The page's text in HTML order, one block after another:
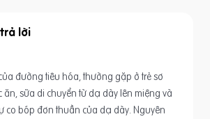
đường tiêu hóa, thường gặp ở trẻ sơ
sữa di chuyển từ dạ dày lên miệng và
co bóp đơn thuần của dạ dày. Nguyên